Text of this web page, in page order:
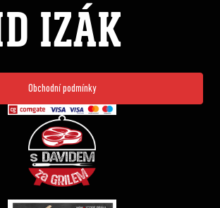
IZÁK
Obchodní podmínky